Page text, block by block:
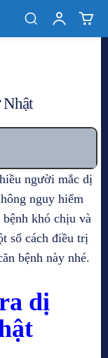
Nhật
người mắc dị
nguy hiểm
khó chịu và
số cách điều trị
bệnh này nhé.
dị